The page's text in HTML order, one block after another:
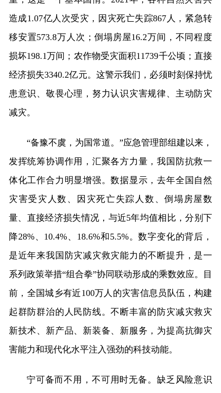
造成1.07亿人次受灾，因灾死亡失踪867人，紧急转
移安置573.8万人次；倒塌房屋16.2万间，不同程度
损坏198.1万间；农作物受灾面积11739千公顷；直接
经济损失3340.2亿元。这警示我们，必须时刻保持忧
患意识、敬畏心理，努力认识灾害规律、主动防灾
减灾。
“备豫不虞，为国常道。”应急管理部组建以来，
发挥统筹协调作用，汇聚各方力量，我国防抗救一
体化工作合力明显增强。数据显示，去年全国自然
灾害受灾人数、因灾死亡失踪人数、倒塌房屋数
量、直接经济损失情况，与近5年均值相比，分别下
降28%、10.4%、18.6%和5.5%。数字变化的背后，
是近年来我国防灾减灾救灾能力的不断提升，是一
系列政策举措“组合拳”协同联动形成的乘数效应。目
前，全国城乡有近100万人的灾害信息员队伍，构建
起群防群治的人民防线。不断丰富的防灾减灾救灾
新技术、新产品、新装备、新服务，为提高抗御灾
害能力和现代化水平注入强劲的科技动能。
宁可备而不用，不可用时无备。缺乏风险意识